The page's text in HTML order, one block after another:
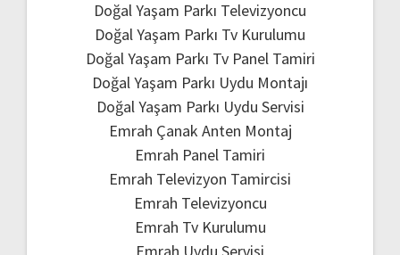
Doğal Yaşam Parkı Televizyoncu
Doğal Yaşam Parkı Tv Kurulumu
Doğal Yaşam Parkı Tv Panel Tamiri
Doğal Yaşam Parkı Uydu Montajı
Doğal Yaşam Parkı Uydu Servisi
Emrah Çanak Anten Montaj
Emrah Panel Tamiri
Emrah Televizyon Tamircisi
Emrah Televizyoncu
Emrah Tv Kurulumu